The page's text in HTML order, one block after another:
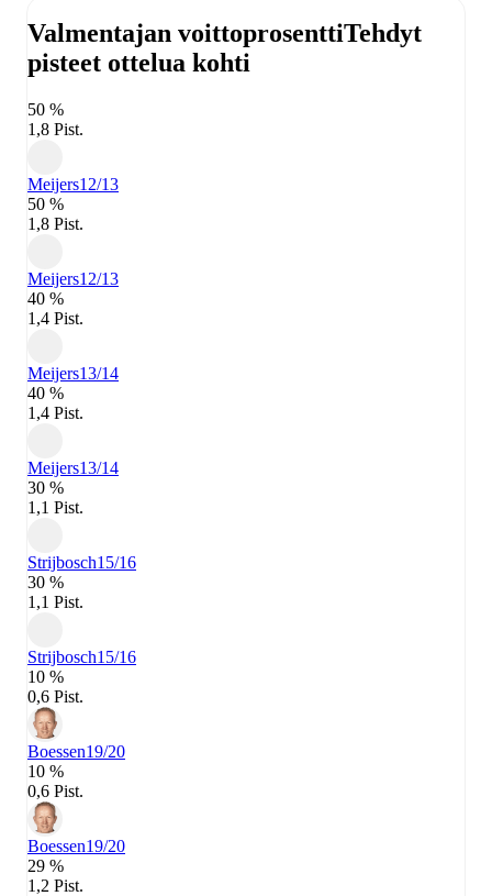
Valmentajan voittoprosenttiTehdyt
pisteet ottelua kohti
50 %
1,8 Pist.
Meijers12/13
50 %
1,8 Pist.
Meijers12/13
40 %
1,4 Pist.
Meijers13/14
40 %
1,4 Pist.
Meijers13/14
30 %
1,1 Pist.
Strijbosch15/16
30 %
1,1 Pist.
Strijbosch15/16
10 %
0,6 Pist.
Boessen19/20
10 %
0,6 Pist.
Boessen19/20
29 %
1,2 Pist.